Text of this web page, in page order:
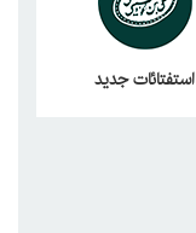
استفتائات جدید